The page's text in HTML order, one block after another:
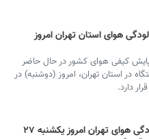
هوای استان تهران امروز
کیفی هوای کشور در حال حاضر
در استان تهران، امروز (دوشنبه) در
دارد.
شاخص آلودگی هوای تهران امروز یکشنبه ۲۷